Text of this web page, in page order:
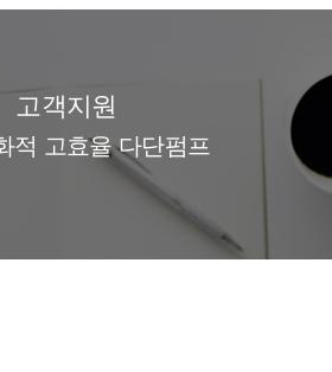
고객지원
적 고효율 다단펌프